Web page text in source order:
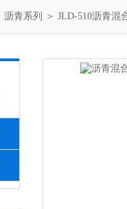
沥青系列 ＞ JLD-510沥青混